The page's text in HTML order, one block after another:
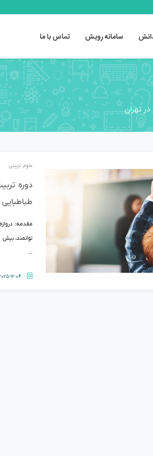
سامانه رویش تماس با ما
تهران
علوم تربیتی
دوره
طباطبایی
مقدمه:
توانمند، بیش
...
2025-12-04